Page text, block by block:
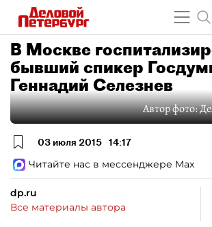
В Москве
бывший спикер
Геннадий Селезнев
Автор фото:
03 июля 2015 14:17
Читайте нас в мессенджере Max
dp.ru
Все материалы автора